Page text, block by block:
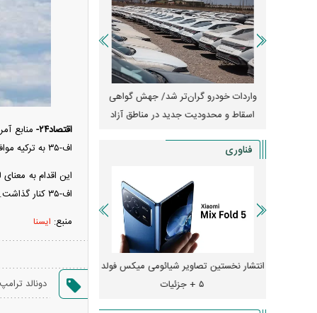
اقتصاد۲۴-
منابع
اف-۳۵ به ترکیه موافق است.
این اقدام به
اف-۳۵ کنار گذاشت. این محدودیت بعد‌ها به قانون تبدیل شد.
منبع: ایسنا
دونالد ترامپ
واردات خودرو گران‌تر شد/ جهش گواهی
اسقاط و محدودیت جدید در مناطق آزاد
فناوری
انتشار نخستین تصاویر شیائومی میکس فولد
۵ + جزئیات
چگونه جنگ معاملات
ترامپ در خلیج فارس